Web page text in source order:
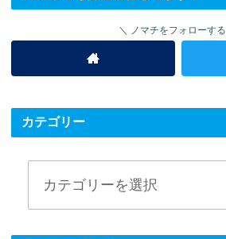
ノマチをフォローする
カテゴリー